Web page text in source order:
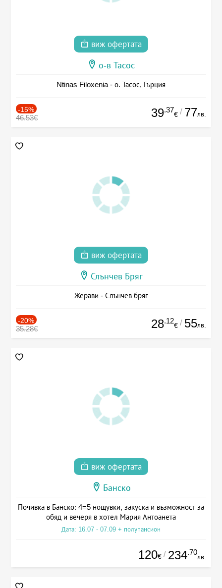
виж офертата
о-в Тасос
Ntinas Filoxenia - о. Тасос, Гърция
-15%
46.53€ 39.37
€ / 77лв.
виж офертата
Слънчев Бряг
Жерави - Слънчев бряг
-20%
35.28€ 28.12
€ / 55лв.
виж офертата
Банско
Почивка в Банско: 4=5 нощувки, закуска и възможност за
обяд и вечеря в хотел Мария Антоанета
Дата: 16.07 - 07.09 + полупансион
120€ / 234.70
лв.